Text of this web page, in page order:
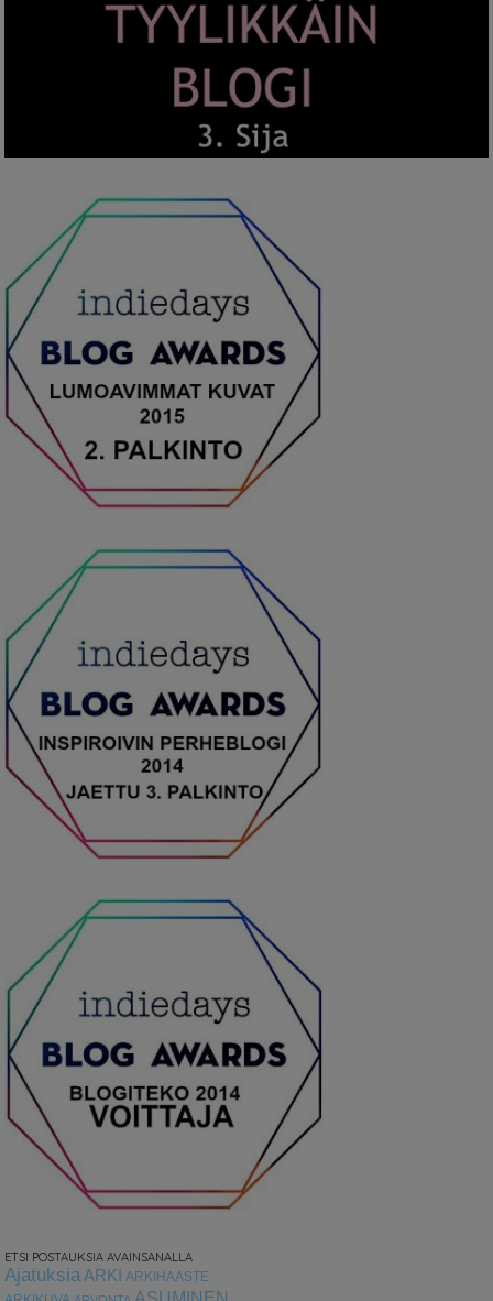
ETSI POSTAUKSIA AVAINSANALLA
Ajatuksia ARKI ARKIHAASTE